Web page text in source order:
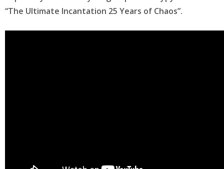
“The Ultimate Incantation 25 Years of Chaos”.